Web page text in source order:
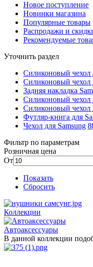
Новое поступление
Новинки магазина
Популярные товары
Распродажи и
Рекомендуемые
Уточнить раздел
Силиконовый чехол
Силиконовый чехол
Задняя накладка
Силиконовый чехол
Силиконовый чехол
Футляр-книга для
Чехол для Samsung
Фильтр по параметрам
Розничная цена
От
Показать
Сбросить
Коллекции
Автоаксессуары
В данной коллекции